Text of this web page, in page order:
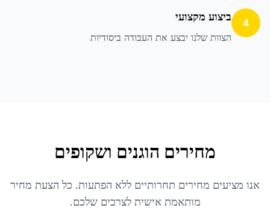
4 ביצוע מקצועי
הצוות שלנו יבצע את העבודה ביסודיות
מחירים הוגנים ושקופים
אנו מציעים מחירים תחרותיים ללא הפתעות. כל הצעת מחיר
מותאמת אישית לצרכים שלכם.